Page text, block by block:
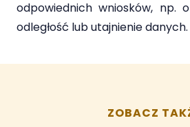
odpowiednich wniosków, np.
odległość lub utajnienie danych.
ZOBACZ